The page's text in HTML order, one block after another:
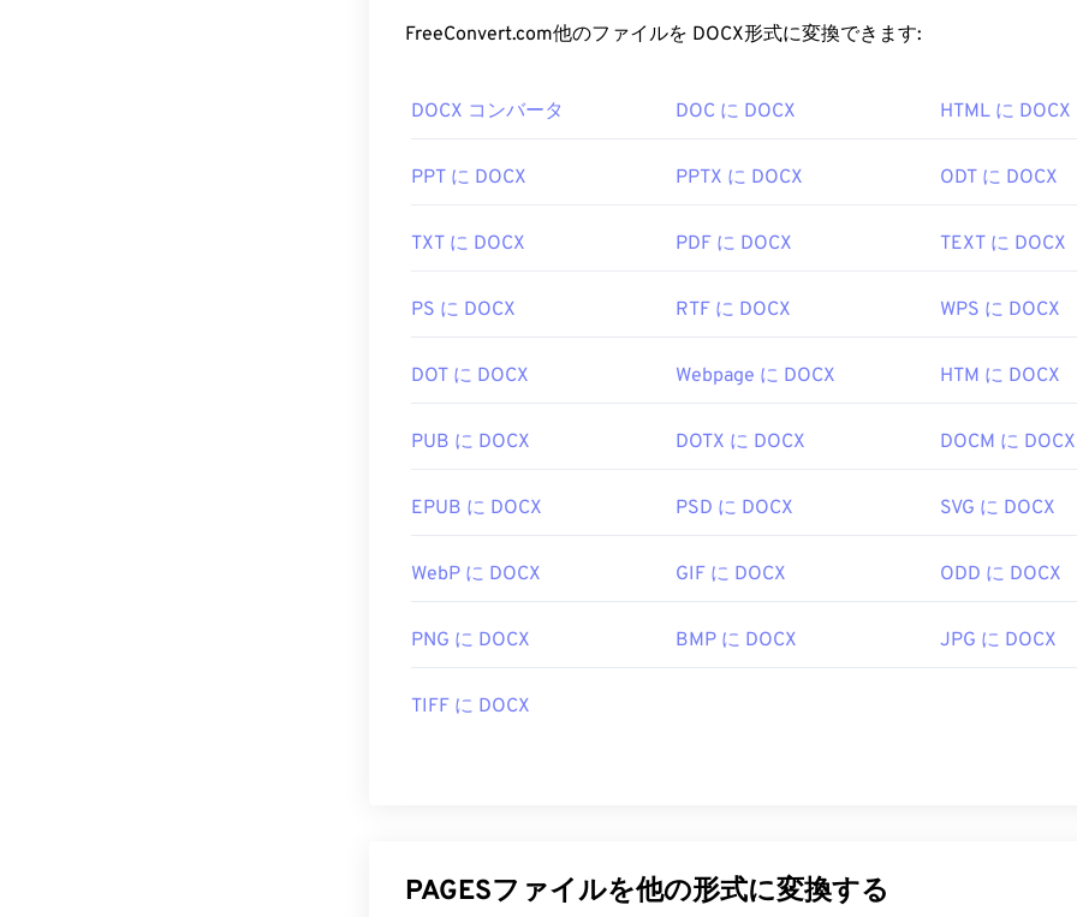
FreeConvert.com他のファイルを DOCX形式に変換できます:
DOCX コンバータ DOC に DOCX HTML に DOCX
PPT に DOCX PPTX に DOCX ODT に DOCX
TXT に DOCX PDF に DOCX TEXT に DOCX
PS に DOCX RTF に DOCX WPS に DOCX
DOT に DOCX Webpage に DOCX HTM に DOCX
PUB に DOCX DOTX に DOCX DOCM に DOCX
EPUB に DOCX PSD に DOCX SVG に DOCX
WebP に DOCX GIF に DOCX ODD に DOCX
PNG に DOCX BMP に DOCX JPG に DOCX
TIFF に DOCX
PAGESファイルを他の形式に変換する